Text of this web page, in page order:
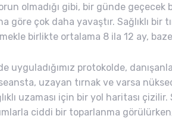
olmadığı gibi, bir günde geçecek
göre çok daha yavaştır. Sağlıklı
birlikte ortalama 8 ila 12 ay,
uyguladığımız protokolde,
uzayan tırnak ve varsa
uzaması için bir yol haritası
ciddi bir toparlanma